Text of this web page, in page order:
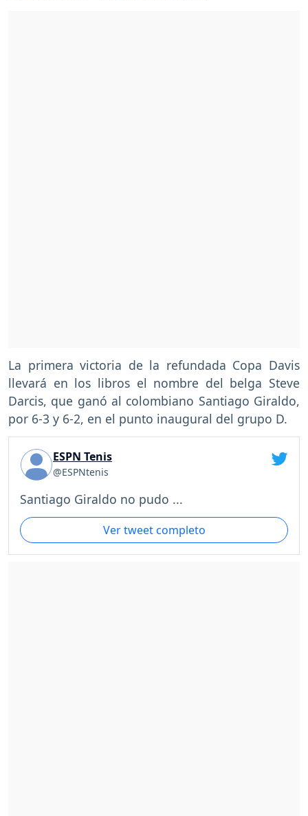
La primera victoria de la refundada Copa Davis
llevará en los libros el nombre del belga Steve
Darcis, que ganó al colombiano Santiago Giraldo,
por 6-3 y 6-2, en el punto inaugural del grupo D.
ESPN Tenis
@ESPNtenis
Santiago Giraldo no pudo ...
Ver tweet completo